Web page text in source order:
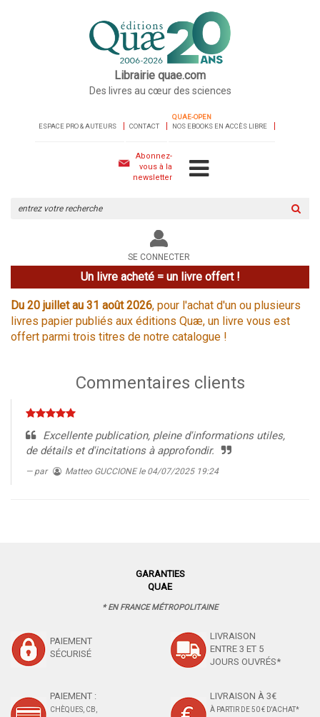
Librairie quae.com
Des livres au cœur des sciences
ESPACE PRO & AUTEURS CONTACT
QUAE-OPEN
NOS EBOOKS EN ACCÈS LIBRE
Abonnez-
vous à la
newsletter
le
site
SE CONNECTER
Un livre acheté = un livre offert !
Du 20 juillet au 31 août 2026, pour l'achat d'un ou plusieurs
livres papier publiés aux éditions Quæ, un livre vous est
offert parmi trois titres de notre catalogue !
Commentaires clients
Excellente publication, pleine d'informations utiles,
de détails et d'incitations à approfondir.
par Matteo GUCCIONEle 04/07/2025 19:24
GARANTIES
QUAE
* EN FRANCE MÉTROPOLITAINE
PAIEMENT
SÉCURISÉ
LIVRAISON
ENTRE 3 ET 5
JOURS OUVRÉS*
PAIEMENT :
CHÈQUES, CB,
LIVRAISON À 3€
À PARTIR DE 50 € D'ACHAT*